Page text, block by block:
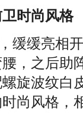
时尚风格
缓亮相开
，之后助
旋波纹白
尚风格，